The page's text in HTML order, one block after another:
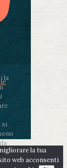
la
si
la tua
web acconsenti